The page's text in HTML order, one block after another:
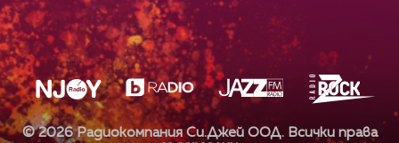
©2026Радиокомпания Си.Джей ООД. Всички права